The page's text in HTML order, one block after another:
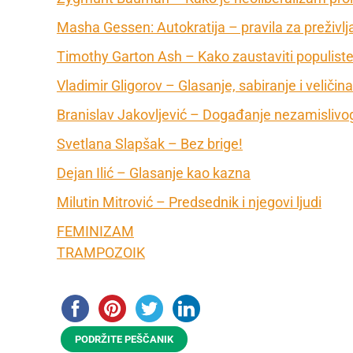
Masha Gessen: Autokratija – pravila za
Timothy Garton Ash – Kako zaustaviti populiste
Vladimir Gligorov – Glasanje, sabiranje i veličina
Branislav Jakovljević – Događanje
Svetlana Slapšak – Bez brige!
Dejan Ilić – Glasanje kao kazna
Milutin Mitrović – Predsednik i njegovi ljudi
FEMINIZAM
TRAMPOZOIK
PODRŽITE PEŠČANIK